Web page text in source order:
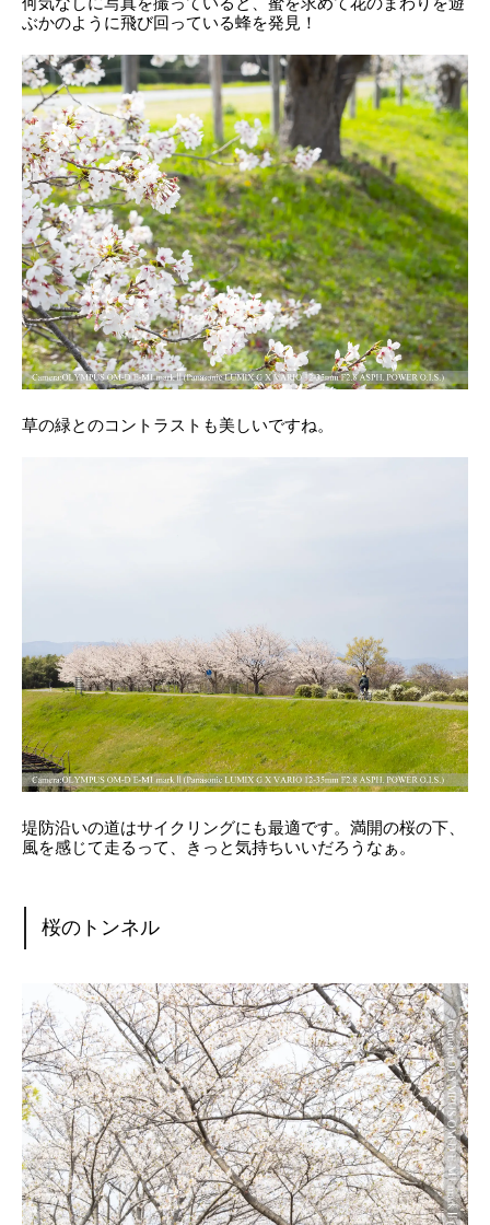
ぶかのように飛び回っている蜂を発見！
草の緑とのコントラストも美しいですね。
堤防沿いの道はサイクリングにも最適です。満開の桜の下、
風を感じて走るって、きっと気持ちいいだろうなぁ。
桜のトンネル